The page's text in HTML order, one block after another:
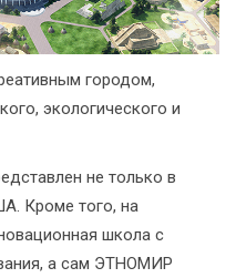
городом,
экологического и
не только в
Кроме того, на
школа с
а сам ЭТНОМИР